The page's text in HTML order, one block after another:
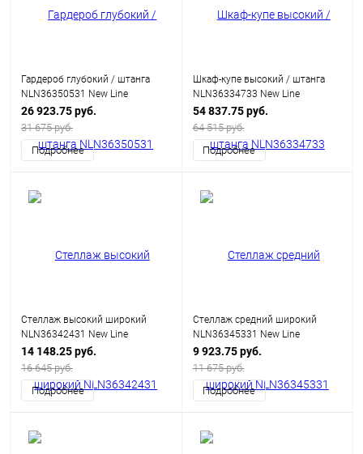
Гардероб глубокий / штанга
NLN36350531 New Line
26 923.75 руб.
31 675 руб.
Подробнее
Шкаф-купе высокий / штанга
NLN36334733 New Line
54 837.75 руб.
64 515 руб.
Подробнее
Стеллаж высокий широкий
NLN36342431 New Line
14 148.25 руб.
16 645 руб.
Подробнее
Стеллаж средний широкий
NLN36345331 New Line
9 923.75 руб.
11 675 руб.
Подробнее